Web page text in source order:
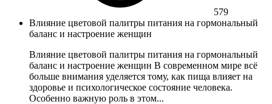
579
Влияние цветовой палитры питания на гормональный
баланс и настроение женщин
Влияние цветовой палитры питания на гормональный
баланс и настроение женщин В современном мире всё
больше внимания уделяется тому, как пища влияет на
здоровье и психологическое состояние человека.
Особенно важную роль в этом...